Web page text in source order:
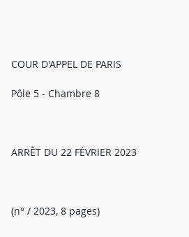
COUR D'APPEL DE PARIS
Pôle 5 - Chambre 8
ARRÊT DU 22 FÉVRIER 2023
(n° / 2023, 8 pages)